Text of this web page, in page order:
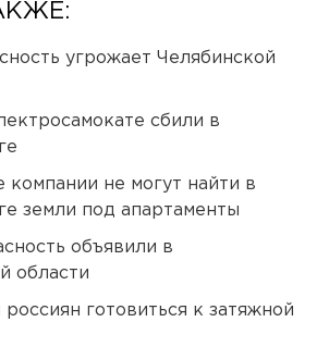
угрожает Челябинской
сбили в
не могут найти в
земли под апартаменты
объявили в
области
готовиться к затяжной